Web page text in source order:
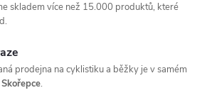
skladem více než 15.000 produktů, které
prodejna na cyklistiku a běžky je v samém
Skořepce.